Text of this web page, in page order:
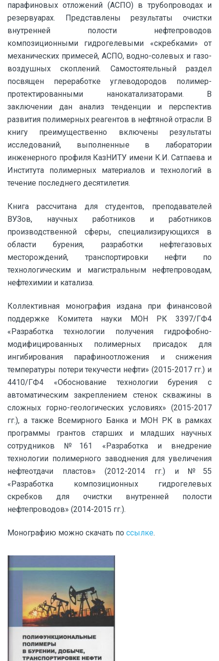
парафиновых отложений (АСПО) в трубопроводах и
резервуарах. Представлены результаты очистки
внутренней полости нефтепроводов
композиционными гидрогелевыми «скребками» от
механических примесей, АСПО, водно-солевых и газо-
воздушных скоплений. Самостоятельный раздел
посвящен переработке углеводородов полимер-
протектированными нанокатализаторами. В
заключении дан анализ тенденции и перспектив
развития полимерных реагентов в нефтяной отрасли. В
книгу преимущественно включены результаты
исследований, выполненные в лаборатории
инженерного профиля КазНИТУ имени К.И. Сатпаева и
Института полимерных материалов и технологий в
течение последнего десятилетия.
Книга рассчитана для студентов, преподавателей
ВУЗов, научных работников и работников
производственной сферы, специализирующихся в
области бурения, разработки нефтегазовых
месторождений, транспортировки нефти по
технологическим и магистральным нефтепроводам,
нефтехимии и катализа.
Коллективная монография издана при финансовой
поддержке Комитета науки МОН РК 3397/ГФ4
«Разработка технологии получения гидрофобно-
модифицированных полимерных присадок для
ингибирования парафиноотложения и снижения
температуры потери текучести нефти» (2015-2017 гг.) и
4410/ГФ4 «Обоснование технологии бурения с
автоматическим закреплением стенок скважины в
сложных горно-геологических условиях» (2015-2017
гг.), а также Всемирного Банка и МОН РК в рамках
программы грантов старших и младших научных
сотрудников №161 «Разработка и внедрение
технологии полимерного заводнения для увеличения
нефтеотдачи пластов» (2012-2014 гг.) и №55
«Разработка композиционных гидрогелевых
скребков для очистки внутренней полости
нефтепроводов» (2014-2015 гг.).
Монографию можно скачать по ссылке.